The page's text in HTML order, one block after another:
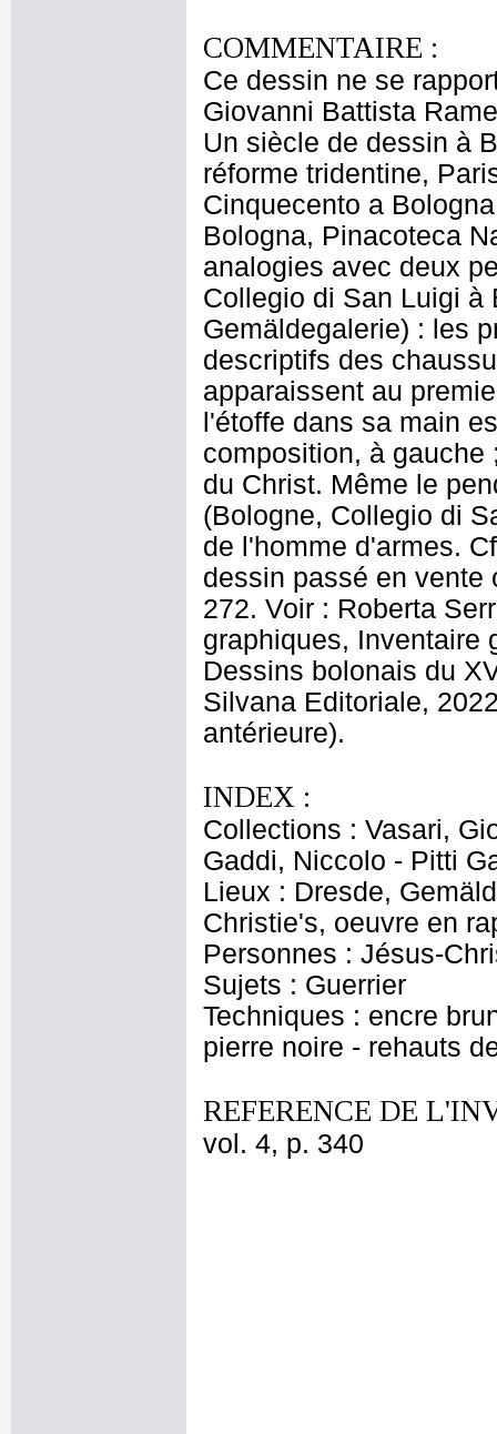
COMMENTAIRE :
Ce dessin ne se
Giovanni Battista
Un siècle de dessin à
réforme tridentine,
Cinquecento a
Bologna, Pinacoteca
analogies avec deux
Collegio di San Luigi à
Gemäldegalerie) : les
descriptifs des
apparaissent au
l'étoffe dans sa main
composition, à
du Christ. Même le
(Bologne, Collegio di
de l'homme d'armes.
dessin passé en vente
272. Voir : Roberta
graphiques, Inventaire
Dessins bolonais du
Silvana Editoriale,
antérieure).
INDEX :
Collections : Vasari,
Gaddi, Niccolo - Pitti
Lieux : Dresde,
Christie's, oeuvre en
Personnes : Jésus-
Sujets : Guerrier
Techniques : encre
pierre noire - rehauts
REFERENCE DE
vol. 4, p. 340